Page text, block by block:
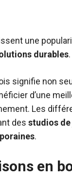
une
durables.
signifie non
d’une
Les
des studios
.
en